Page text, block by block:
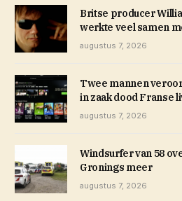
Britse producer
werkte veel samen
augustus 7, 2026
Twee mannen
in zaak dood Franse
augustus 7, 2026
Windsurfer van 58
Gronings meer
augustus 7, 2026